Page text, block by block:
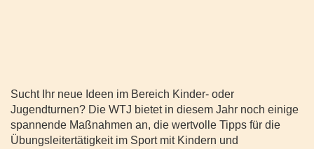
Sucht Ihr neue Ideen im Bereich Kinder- oder
Jugendturnen? Die WTJ bietet in diesem Jahr noch einige
spannende Maßnahmen an, die wertvolle Tipps für die
Übungsleitertätigkeit im Sport mit Kindern und